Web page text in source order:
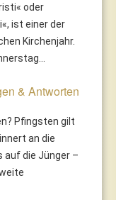
oder
ist einer der
Kirchenjahr.
& Antworten
Pfingsten gilt
an die
auf die Jünger –